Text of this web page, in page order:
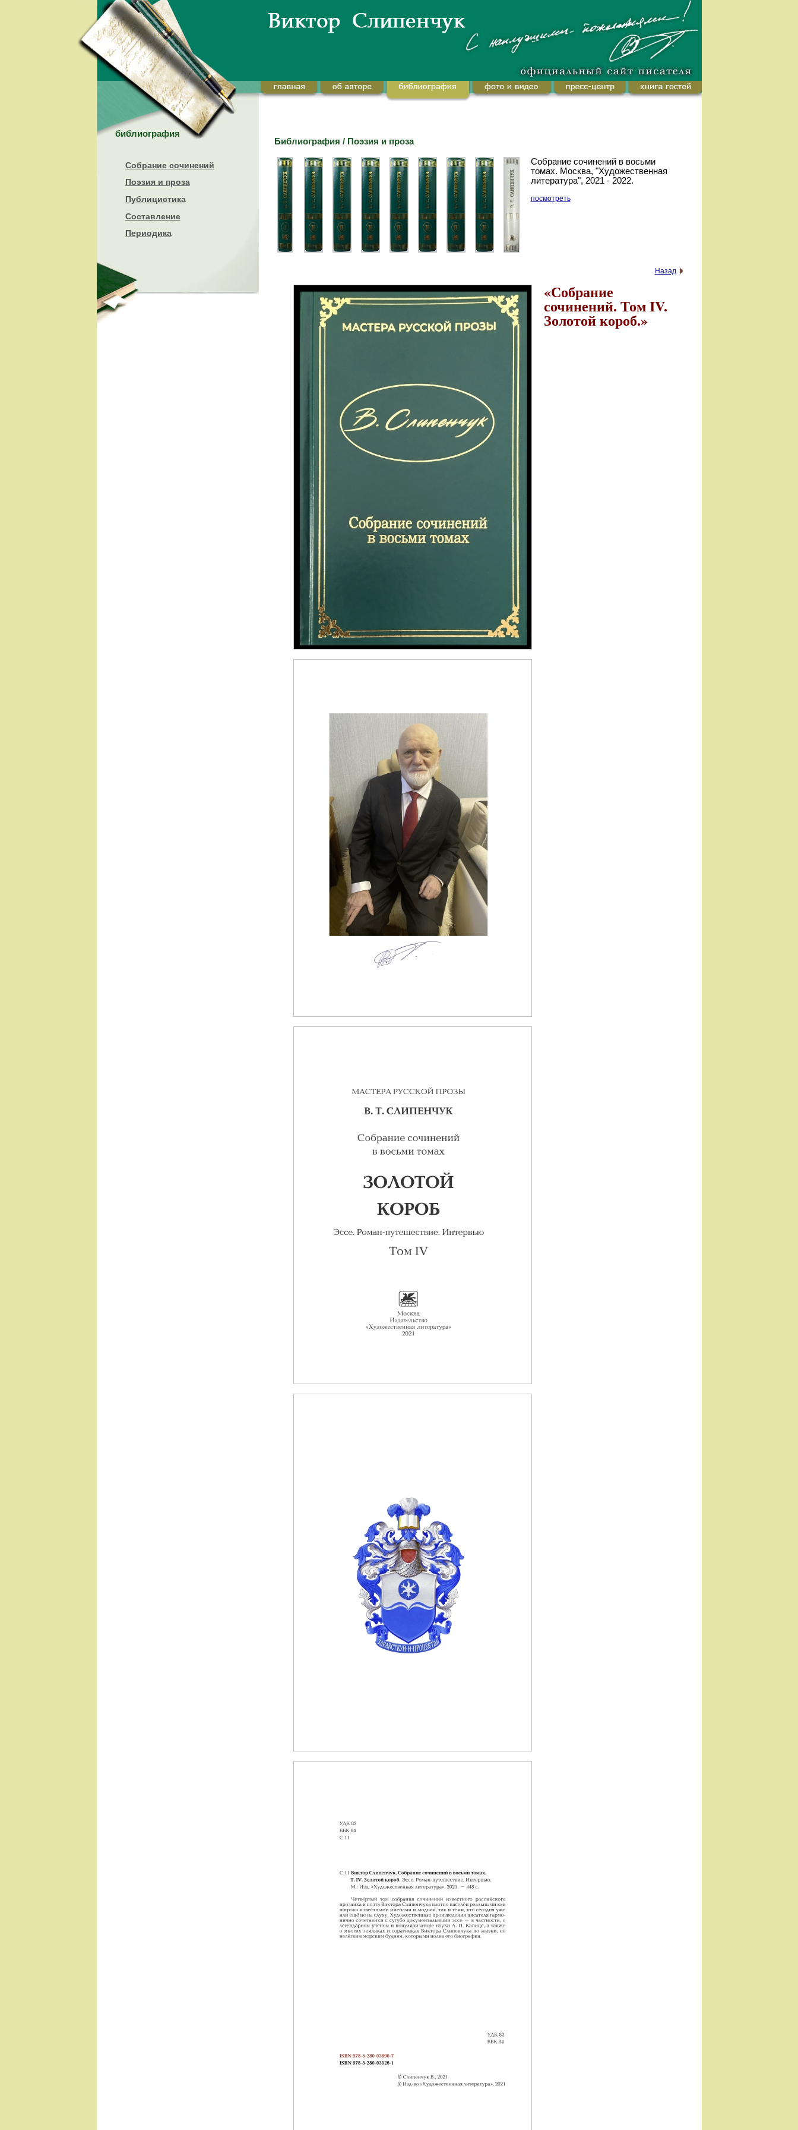
библиография
Собрание сочинений
Поэзия и проза
Публицистика
Составление
Периодика
Библиография / Поэзия и проза
Собрание сочинений в восьми
томах. Москва, "Художественная
литература", 2021 - 2022.
посмотреть
Назад
«Собрание
сочинений. Том IV.
Золотой короб.»